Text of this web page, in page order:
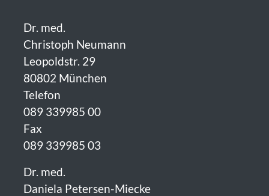
Dr. med.
Christoph Neumann
Leopoldstr. 29
80802 München
Telefon
089 339985 00
Fax
089 339985 03
Dr. med.
Daniela Petersen-Miecke